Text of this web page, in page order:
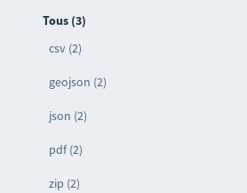
Tous (3)
csv (2)
geojson (2)
json (2)
pdf (2)
zip (2)